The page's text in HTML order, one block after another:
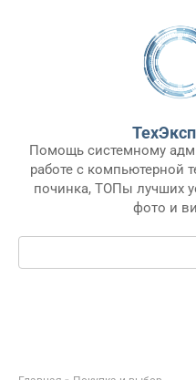
Помощь системному
работе с компьютерной
починка, ТОПы лучших
фото и
Поиск: